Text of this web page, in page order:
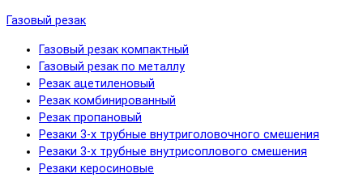
Газовый резак
Газовый резак компактный
Газовый резак по металлу
Резак ацетиленовый
Резак комбинированный
Резак пропановый
Резаки 3-х трубные внутриголовочного смешения
Резаки 3-х трубные внутрисоплового смешения
Резаки керосиновые